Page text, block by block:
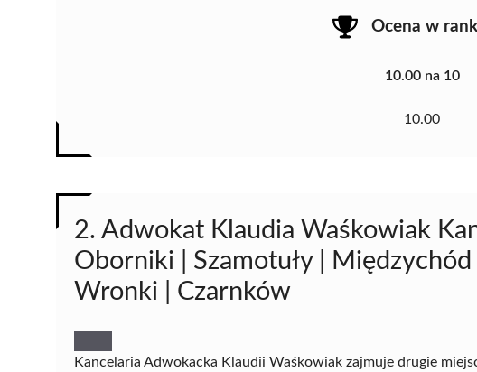
Ocena w
10.00 na 10
10.00
2. Adwokat Klaudia Waśkowiak
Oborniki | Szamotuły | Międzychód
Wronki | Czarnków
Kancelaria Adwokacka Klaudii Waśkowiak zajmuje drugie